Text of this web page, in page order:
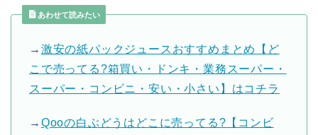
あわせて読みたい
→ 激安の紙パックジュースおすすめまとめ【ど
こで売ってる?箱買い・ドンキ・業務スーパー・
スーパー・コンビニ・安い・小さい】はコチラ
→ Qooの白ぶどうはどこに売ってる?【コンビ